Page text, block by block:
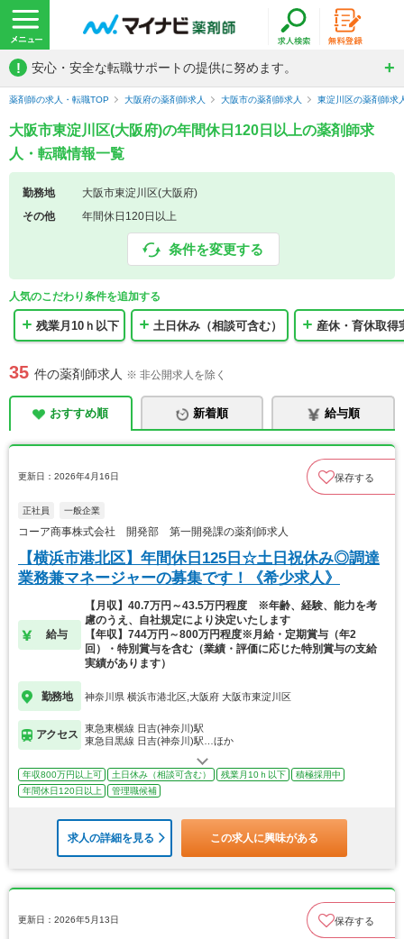
! 安心・安全な転職サポートの提供に努めます。
薬剤師の求人・転職TOP 大阪府の薬剤師求人 大阪市の薬剤師求人 東淀川区の薬剤師求
大阪市東淀川区(大阪府)の年間休日120日以上の薬剤師求
人・転職情報一覧
勤務地
大阪市東淀川区(大阪府)
その他
年間休日120日以上
条件を変更する
人気のこだわり条件を追加する
残業月10ｈ以下 土日休み（相談可含む） 産休・育休取得
35 件の薬剤師求人 ※ 非公開求人を除く
おすすめ順 新着順 給与順
更新日：2026年4月16日 保存する
正社員 一般企業
コーア商事株式会社 開発部 第一開発課の薬剤師求人
【横浜市港北区】年間休日125日☆土日祝休み◎調達
業務兼マネージャーの募集です！《希少求人》
給与
【月収】40.7万円～43.5万円程度 ※年齢、経験、能力を考
慮のうえ、自社規定により決定いたします
【年収】744万円～800万円程度※月給・定期賞与（年2
回）・特別賞与を含む（業績・評価に応じた特別賞与の支給
実績があります）
勤務地 神奈川県 横浜市港北区,大阪府 大阪市東淀川区
アクセス
東急東横線 日吉(神奈川)駅
東急目黒線 日吉(神奈川)駅…ほか
年収800万円以上可 土日休み（相談可含む） 残業月10ｈ以下
積極採用中
年間休日120日以上
管理職候補
求人の詳細を見る この求人に興味がある
更新日：2026年5月13日 保存する